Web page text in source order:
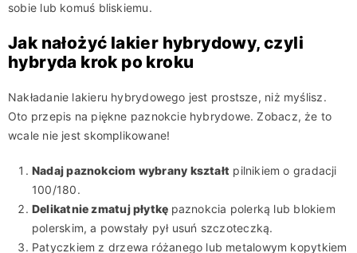
sobie lub komuś bliskiemu.
Jak nałożyć lakier hybrydowy, czyli
hybryda krok po kroku
Nakładanie lakieru hybrydowego jest prostsze, niż myślisz.
Oto przepis na piękne paznokcie hybrydowe. Zobacz, że to
wcale nie jest skomplikowane!
Nadaj paznokciom wybrany kształt pilnikiem o gradacji
100/180.
Delikatnie zmatuj płytkę paznokcia polerką lub blokiem
polerskim, a powstały pył usuń szczoteczką.
Patyczkiem z drzewa różanego lub metalowym kopytkiem